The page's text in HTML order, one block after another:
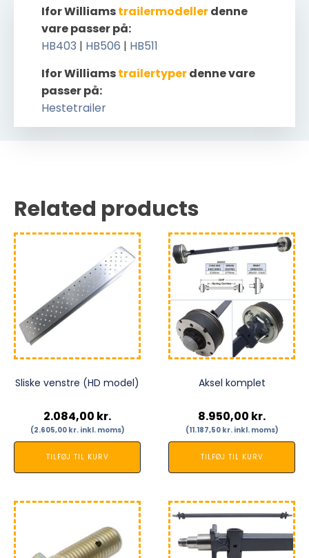
Ifor Williamstrailertyperdenne vare
passer på:
Hestetrailer
Ifor Williamstrailermodellerdenne
vare passer på:
HB403 | HB506 | HB511
Related products
Sliske venstre (HD model)
2.084,00 kr.
(2.605,00 kr.inkl. moms)
TILFØJ TIL KURV
Aksel komplet
8.950,00 kr.
(11.187,50 kr.inkl. moms)
TILFØJ TIL KURV